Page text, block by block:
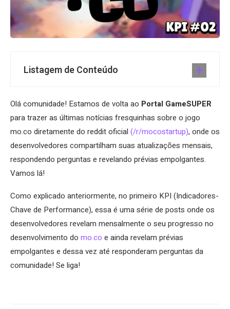
Listagem de Conteúdo
Olá comunidade! Estamos de volta ao Portal GameSUPER
para trazer as últimas notícias fresquinhas sobre o jogo
mo.co diretamente do reddit oficial (/r/mocostartup), onde os
desenvolvedores compartilham suas atualizações mensais,
respondendo perguntas e revelando prévias empolgantes.
Vamos lá!
Como explicado anteriormente, no primeiro KPI (Indicadores-
Chave de Performance), essa é uma série de posts onde os
desenvolvedores revelam mensalmente o seu progresso no
desenvolvimento do mo.co e ainda revelam prévias
empolgantes e dessa vez até responderam perguntas da
comunidade! Se liga!